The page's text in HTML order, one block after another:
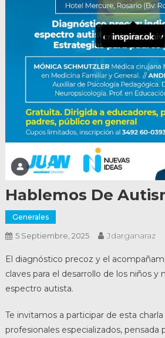
Hablemos De
Generales
5 Septiembre, 2025 Jdarganaraz
El diagnóstico precoz y el
claves para el desarrollo de los niños y
espectro autista.
Te invitamos a participar de esta
profesionales especializados, pensada